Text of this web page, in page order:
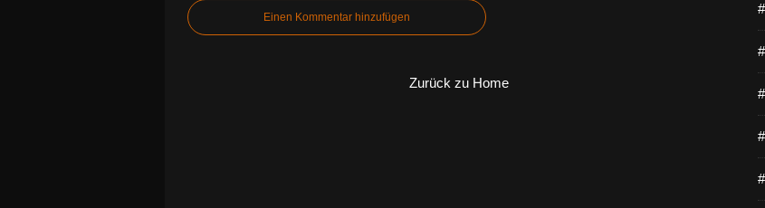
Einen Kommentar hinzufügen
Zurück zu Home